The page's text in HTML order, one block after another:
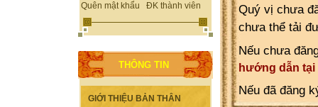
Quên mật khẩu ĐK thành viên
THÔNG TIN
GIỚI THIỆU BẢN THÂN
Quý vị chưa
chưa thể tải
Nếu chưa
hướng dẫn tại
Nếu đã đăng